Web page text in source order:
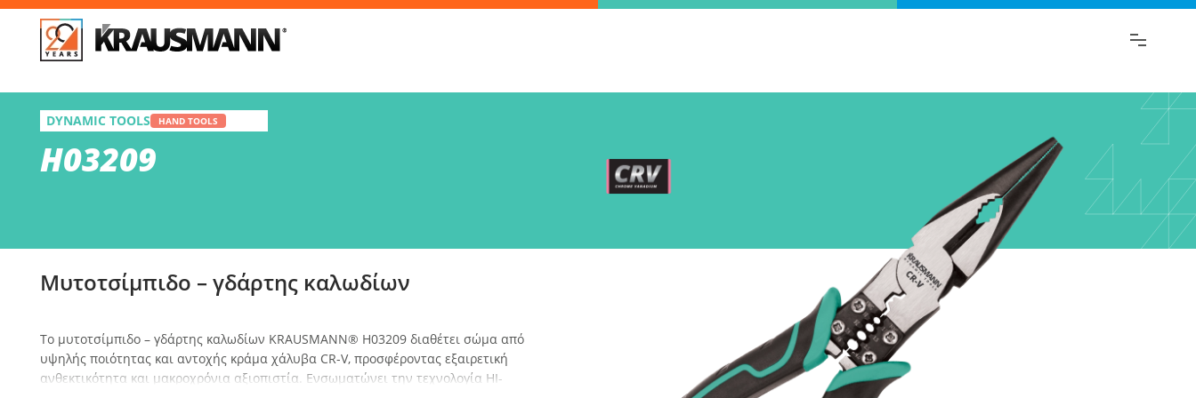
H03209
Μυτοτσίμπιδο – γδάρτης καλωδίων
DYNAMIC TOOLS HAND TOOLS
H03209
Μυτοτσίμπιδο – γδάρτης καλωδίων
Το μυτοτσίμπιδο – γδάρτης καλωδίων KRAUSMANN® H03209 διαθέτει σώμα από
υψηλής ποιότητας και αντοχής κράμα χάλυβα CR-V, προσφέροντας εξαιρετική
ανθεκτικότητα και μακροχρόνια αξιοπιστία. Ενσωματώνει την τεχνολογία HI-
Επίλεξε παραλλαγή